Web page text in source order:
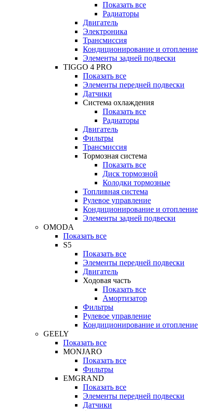
Показать все
Радиаторы
Двигатель
Электроника
Трансмиссия
Кондиционирование и отопление
Элементы задней подвески
TIGGO 4 PRO
Показать все
Элементы передней подвески
Датчики
Система охлаждения
Показать все
Радиаторы
Двигатель
Фильтры
Трансмиссия
Тормозная система
Показать все
Диск тормозной
Колодки тормозные
Топливная система
Рулевое управление
Кондиционирование и отопление
Элементы задней подвески
OMODA
Показать все
S5
Показать все
Элементы передней подвески
Двигатель
Ходовая часть
Показать все
Амортизатор
Фильтры
Рулевое управление
Кондиционирование и отопление
GEELY
Показать все
MONJARO
Показать все
Фильтры
EMGRAND
Показать все
Элементы передней подвески
Датчики